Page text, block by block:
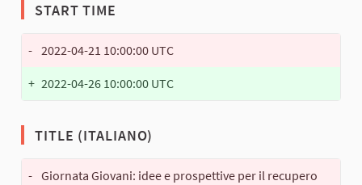
START TIME
- 2022-04-21 10:00:00 UTC
+ 2022-04-26 10:00:00 UTC
TITLE (ITALIANO)
- Giornata Giovani: idee e prospettive per il recupero